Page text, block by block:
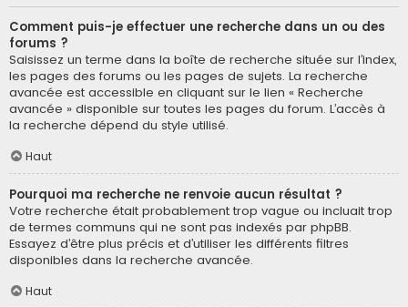
Comment puis-je effectuer une recherche dans un ou des
forums ?
Saisissez un terme dans la boîte de recherche située sur l’index,
les pages des forums ou les pages de sujets. La recherche
avancée est accessible en cliquant sur le lien « Recherche
avancée » disponible sur toutes les pages du forum. L’accès à
la recherche dépend du style utilisé.
Haut
Pourquoi ma recherche ne renvoie aucun résultat ?
Votre recherche était probablement trop vague ou incluait trop
de termes communs qui ne sont pas indexés par phpBB.
Essayez d’être plus précis et d’utiliser les différents filtres
disponibles dans la recherche avancée.
Haut